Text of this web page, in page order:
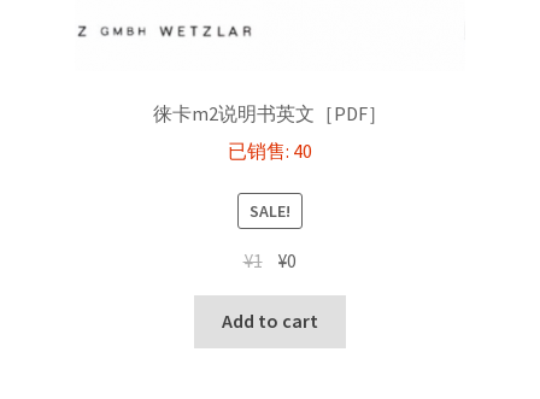
徕卡m2说明书英文［PDF］
已销售: 40
SALE!
¥1 Original
was:
¥1.
¥0
is:
¥0.
Add to cart